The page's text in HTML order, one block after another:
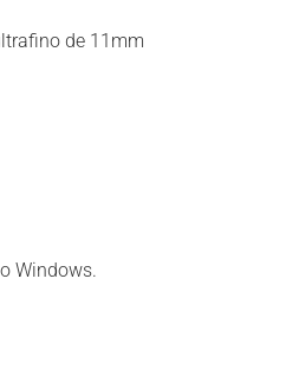
de 11mm
Windows.